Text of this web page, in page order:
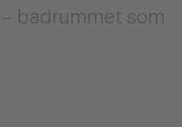
badrummet som